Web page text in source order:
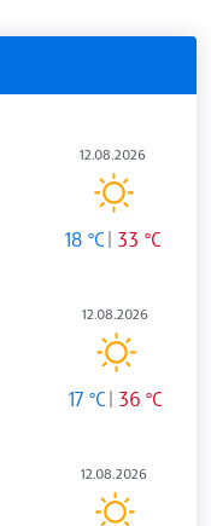
12.08.2026
18 °C 33 °C
12.08.2026
17 °C 36 °C
12.08.2026